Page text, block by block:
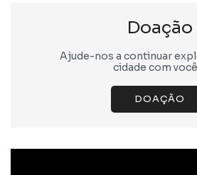
Doação
Ajude-nos a continuar
cidade com
DOAÇÃO